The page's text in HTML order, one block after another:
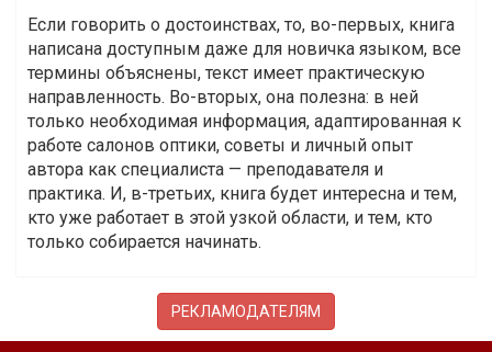
Если говорить о достоинствах, то, во-первых, книга
написана доступным даже для новичка языком, все
термины объяснены, текст имеет практическую
направленность. Во-вторых, она полезна: в ней
только необходимая информация, адаптированная к
работе салонов оптики, советы и личный опыт
автора как специалиста — преподавателя и
практика. И, в-третьих, книга будет интересна и тем,
кто уже работает в этой узкой области, и тем, кто
только собирается начинать.
РЕКЛАМОДАТЕЛЯМ